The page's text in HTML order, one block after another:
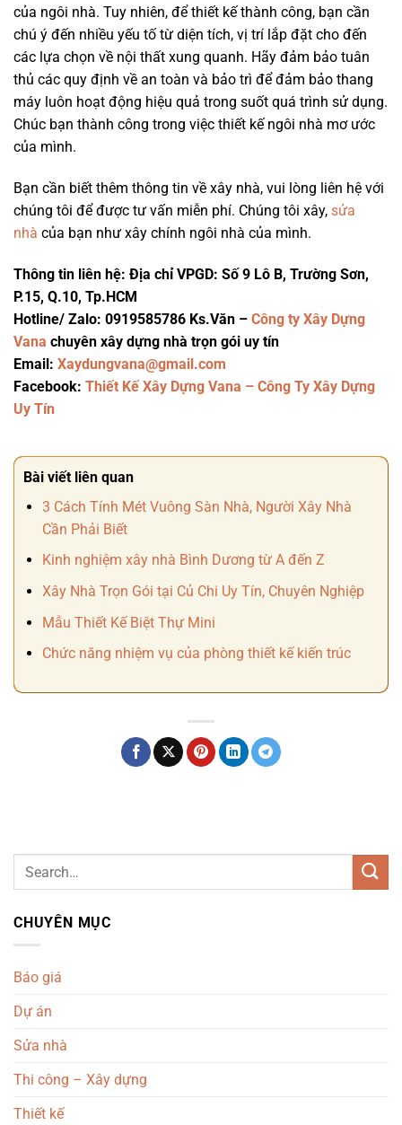
của ngôi nhà. Tuy nhiên, để thiết kế thành công, bạn cần
chú ý đến nhiều yếu tố từ diện tích, vị trí lắp đặt cho đến
các lựa chọn về nội thất xung quanh. Hãy đảm bảo tuân
thủ các quy định về an toàn và bảo trì để đảm bảo thang
máy luôn hoạt động hiệu quả trong suốt quá trình sử dụng.
Chúc bạn thành công trong việc thiết kế ngôi nhà mơ ước
của mình.
Bạn cần biết thêm thông tin về xây nhà, vui lòng liên hệ với
chúng tôi để được tư vấn miễn phí. Chúng tôi xây, sửa
nhà của bạn như xây chính ngôi nhà của mình.
Thông tin liên hệ: Địa chỉ VPGD: Số 9 Lô B, Trường Sơn,
P.15, Q.10, Tp.HCM
Hotline/ Zalo: 0919585786 Ks.Văn – Công ty Xây Dựng
Vana chuyên xây dựng nhà trọn gói uy tín
Email: Xaydungvana@gmail.com
Facebook: Thiết Kế Xây Dựng Vana – Công Ty Xây Dựng
Uy Tín
Bài viết liên quan
3 Cách Tính Mét Vuông Sàn Nhà, Người Xây Nhà
Cần Phải Biết
Kinh nghiệm xây nhà Bình Dương từ A đến Z
Xây Nhà Trọn Gói tại Củ Chi Uy Tín, Chuyên Nghiệp
Mẫu Thiết Kế Biệt Thự Mini
Chức năng nhiệm vụ của phòng thiết kế kiến trúc
CHUYÊN MỤC
Báo giá
Dự án
Sửa nhà
Thi công – Xây dựng
Thiết kế